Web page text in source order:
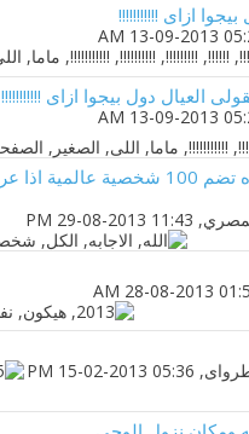
ازاى !!!!!!!!!!!
العيال دول بيجوا ازاى !!!!!!!!!!!
‏, 29-08-2013 11:43 PM
‏, 15-02-2013 05:36 PM